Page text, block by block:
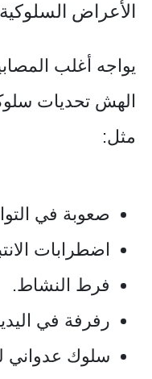
الأعراض
الهش تحديات
مثل:
صعوبة في
اضطرابات
فرط النشاط.
رفرفة في
سلوك عدواني